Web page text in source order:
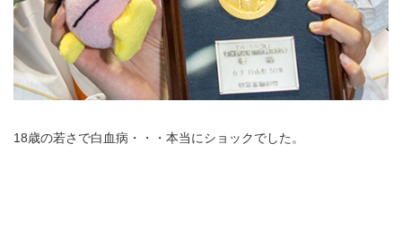
18歳の若さで白血病・・・本当にショックでした。